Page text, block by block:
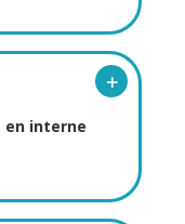
+
en interne